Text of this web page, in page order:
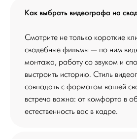
Как выбрать видеографа на
Смотрите не только короткие
свадебные фильмы — по ним
монтажа, работу со звуком и
выстроить историю. Стиль
совпадать с форматом вашей
встреча важна: от комфорта в
естественность вас в кадре.